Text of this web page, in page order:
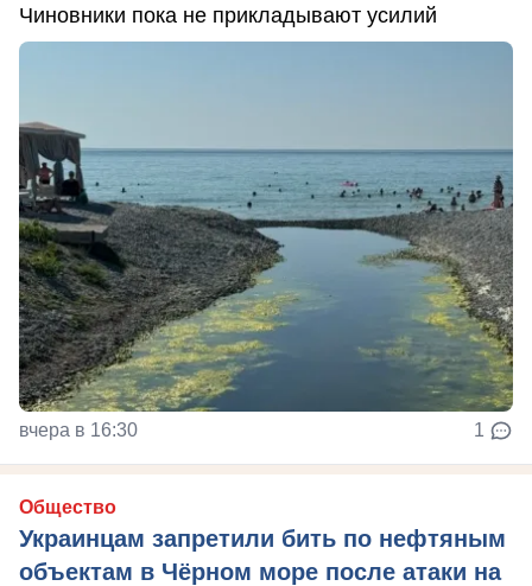
Чиновники пока не прикладывают усилий
вчера в 16:30 1
Общество
Украинцам запретили бить по нефтяным
объектам в Чёрном море после атаки на